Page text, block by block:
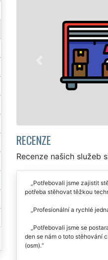
STĚHOVÁNÍ PRAHA 8
Naše franchisová síť
stěhovací servis na
služby stěhování
domácnosti, tak pro
kvalitně odvedené
RECENZE
Recenze našich služeb
Potřebovali jsme zajistit
potřeba stěhovat těžkou
Profesionální a rychlé
Potřebovali jsme se
den se nám o toto stěhování
(osm).